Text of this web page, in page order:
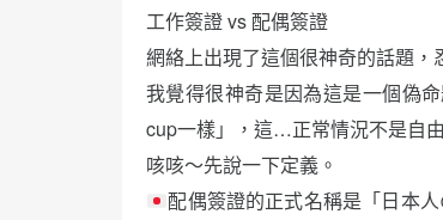
工作簽證 vs 配偶簽證
網絡上出現了這個很神奇的話題，
我覺得很神奇是因為這是一個偽
cup一樣」，這…正常情況不是自
咳咳～先說一下定義。
配偶簽證的正式名稱是「日本